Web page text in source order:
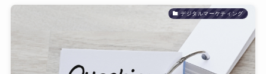
デジタルマーケティング